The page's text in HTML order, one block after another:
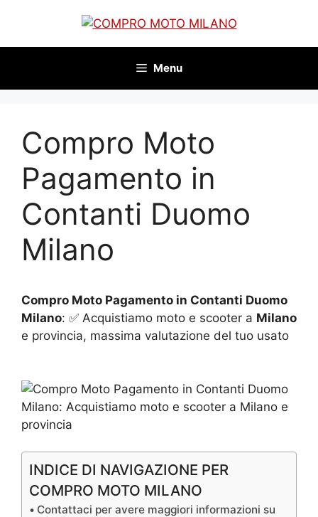
contenuto
Menu
Compro Moto
Pagamento in
Contanti Duomo
Milano
Compro Moto Pagamento in Contanti Duomo
Milano: ✅ Acquistiamo moto e scooter a Milano
e provincia, massima valutazione del tuo usato
INDICE DI NAVIGAZIONE PER
COMPRO MOTO MILANO
Contattaci per avere maggiori informazioni su